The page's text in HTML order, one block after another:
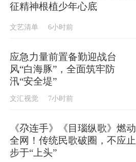
征精神根植少年心底
文艺清单 6小时前
应急力量前置备勤迎战台
风“白海豚”，全面筑牢防
汛“安全堤”
文汇视觉 7小时前
《尕连手》《目瑙纵歌》燃动
全网！传统民歌破圈，不应止
步于“上头”